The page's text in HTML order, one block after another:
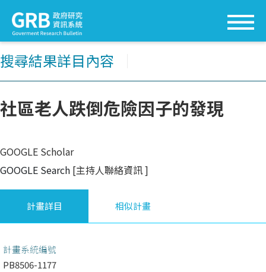
搜尋結果詳目內容
社區老人跌倒危險因子的發現
GOOGLE Scholar
GOOGLE Search [主持人聯絡資訊]
計畫詳目 相似計畫
計畫系統編號
PB8506-1177